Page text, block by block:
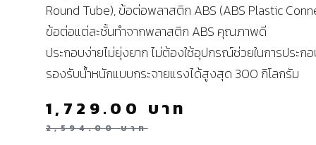
Round Tube), ข้อต่อพลาสติก ABS (ABS Plastic
ข้อต่อแต่ละชั้นทำจากพลาสติก ABS คุณภาพดี
ประกอบง่ายไม่ยุ่งยาก ไม่ต้องใช้อุปกรณ์ช่วยในการประก
รองรับน้ำหนักแบบกระจายแรงได้สูงสุด 300 กิโลกรัม
2,594.00บาท
1,729.00 บาท